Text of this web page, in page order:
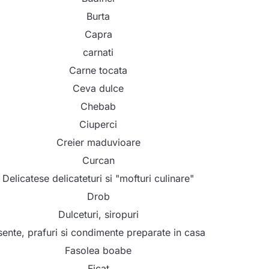
Burta
Capra
carnati
Carne tocata
Ceva dulce
Chebab
Ciuperci
Creier maduvioare
Curcan
Delicatese delicateturi si "mofturi culinare"
Drob
Dulceturi, siropuri
prafuri si condimente preparate in casa
Fasolea boabe